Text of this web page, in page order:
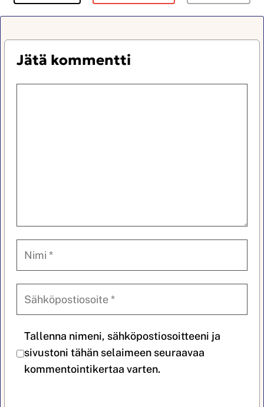
Jätä kommentti
Tallenna nimeni, sähköpostiosoitteeni ja
sivustoni tähän selaimeen seuraavaa
kommentointikertaa varten.